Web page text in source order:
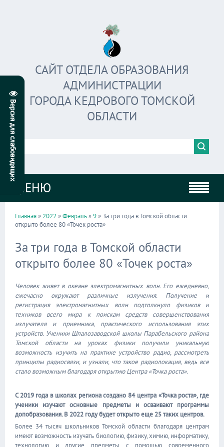
САЙТ ОТДЕЛА ОБРАЗОВАНИЯ
АДМИНИСТРАЦИИ
ГОРОДА КЕДРОВОГО ТОМСКОЙ
ОБЛАСТИ
МЕНЮ
Главная» 2022 »Февраль»9» За три года в Томской области
открыто более 80 «Точек роста»
За три года в Томской области
открыто более 80 «Точек роста»
Человек живет в океане электромагнитных волн. Его ежедневно,
ежечасно окружают различные излучения. Получение и
регистрация электромагнитных волн подтолкнуло физиков и
техников всего мира к поискам средств совершенствования
излучателя и приемника, практического использования этих
устройств. Ученики Шпалозаводской школы Парабельского района
Томской области на уроках физики получили уникальную
возможность изучить на практике устройство радио, рассмотреть
принципы радиосвязи, и узнали, что такое радиолокация, ведь все
стало возможным благодаря открытию Центра «Точка роста».
С 2019 года в школах региона создано 84 центра «Точка роста», где
ученики изучают основные предметы и осваивают программы
допобразования. В 2022 году будет открыто еще 25 таких центров.
Более 34 тысяч школьников Томской области благодаря центрам
имеют возможность изучать биологию, физику, химию, информатику,
технологию и другие предметы с помощью современного